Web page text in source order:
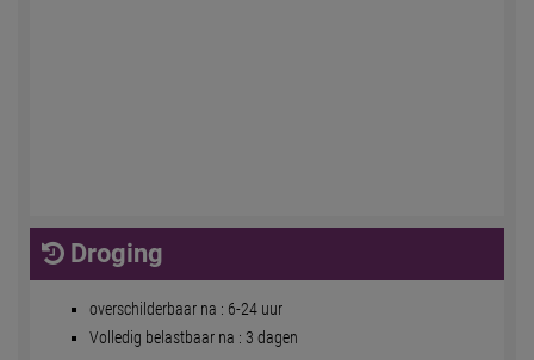
Droging
overschilderbaar na : 6-24 uur
Volledig belastbaar na : 3 dagen